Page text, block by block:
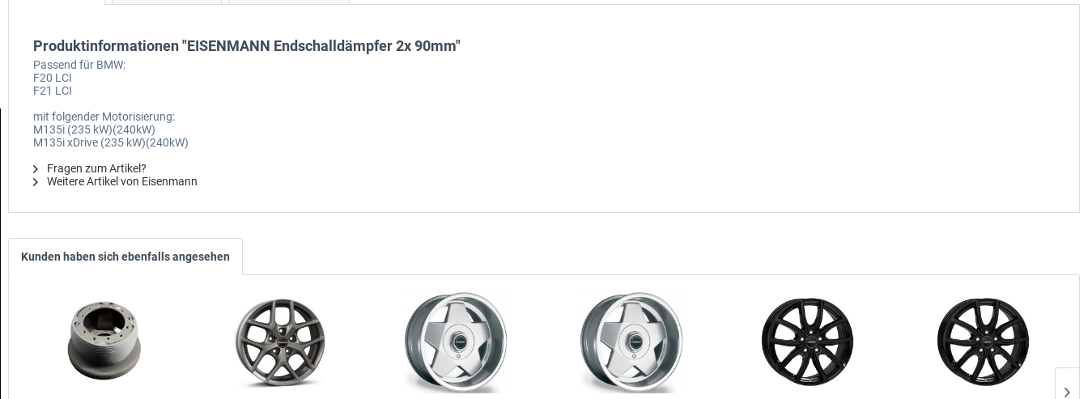
Produktinformationen "EISENMANN Endschalldämpfer 2x 90mm"
Passend für BMW:
F20 LCI
F21 LCI
mit folgender Motorisierung:
M135i (235 kW)(240kW)
M135i xDrive (235 kW)(240kW)
Fragen zum Artikel?
Weitere Artikel von Eisenmann
Kunden haben sich ebenfalls angesehen